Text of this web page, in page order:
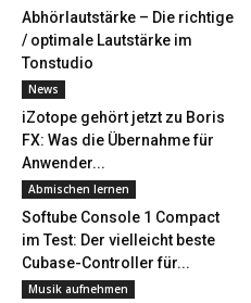
Abhörlautstärke – Die richtige
/ optimale Lautstärke im
Tonstudio
News
iZotope gehört jetzt zu Boris
FX: Was die Übernahme für
Anwender...
Abmischen lernen
Softube Console 1 Compact
im Test: Der vielleicht beste
Cubase-Controller für...
Musik aufnehmen